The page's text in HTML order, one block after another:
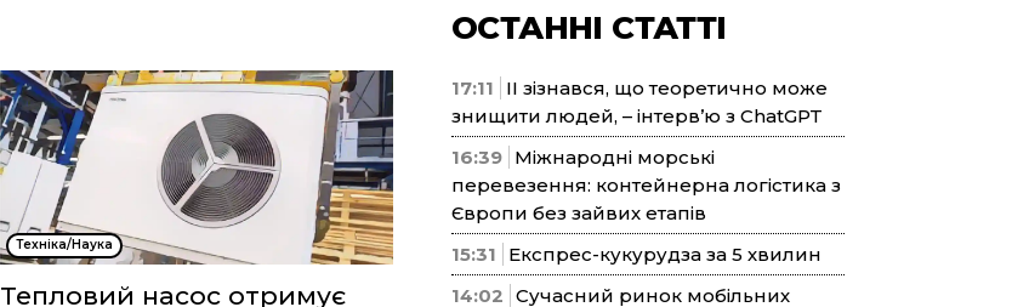
Техніка/Наука
Тепловий насос отримує
ОСТАННІ СТАТТІ
17:11
ІІ зізнався, що теоретично може
знищити людей, – інтерв’ю з ChatGPT
16:39 Міжнародні морські
перевезення: контейнерна логістика з
Європи без зайвих етапів
15:31
Експрес-кукурудза за 5 хвилин
14:02 Сучасний ринок мобільних